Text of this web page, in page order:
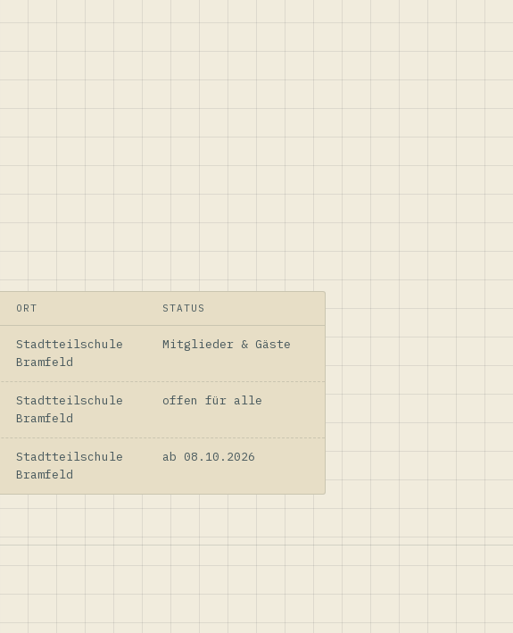
ORT STATUS
Stadtteilschule
Bramfeld
Mitglieder & Gäste
Stadtteilschule
Bramfeld
offen für alle
Stadtteilschule
Bramfeld
ab 08.10.2026